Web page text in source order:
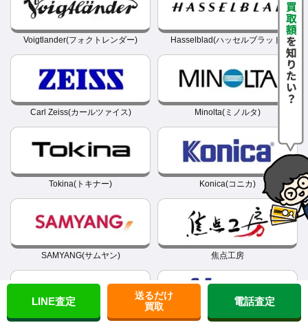
Voigtlander(フォクトレンダー) Hasselblad(ハッセルブラッド)
Carl Zeiss(カールツァイス) Minolta(ミノルタ)
Tokina(トキナー) Konica(コニカ)
SAMYANG(サムヤン) 焦点工房
LINE査定
送るだけ
買取
電話査定